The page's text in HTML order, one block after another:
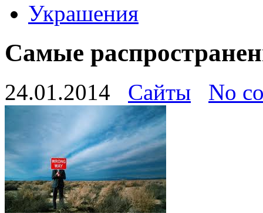
Украшения
Самые
24.01.2014 Сайты No